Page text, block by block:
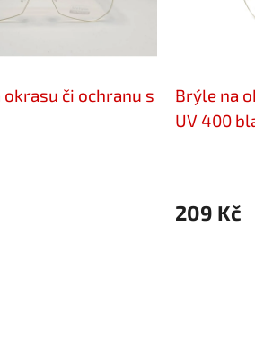
okrasu či ochranu s
Brýle na
UV 400
209 Kč